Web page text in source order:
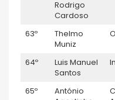
Rodrigo
Cardoso
63º
Thelmo
Muniz
64º
Luis Manuel
Santos
65º
António